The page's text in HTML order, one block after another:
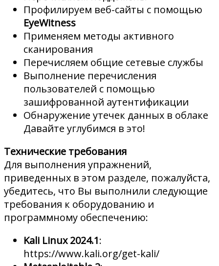
Профилируем веб-сайты с помощью
EyeWitness
Применяем методы активного
сканирования
Перечисляем общие сетевые службы
Выполнение перечисления
пользователей с помощью
зашифрованной аутентификации
Обнаружение утечек данных в облаке
Давайте углубимся в это!
Технические требования
Для выполнения упражнений,
приведенных в этом разделе, пожалуйста,
убедитесь, что Вы выполнили следующие
требования к оборудованию и
программному обеспечению:
Kali Linux 2024.1:
https://www.kali.org/get-kali/